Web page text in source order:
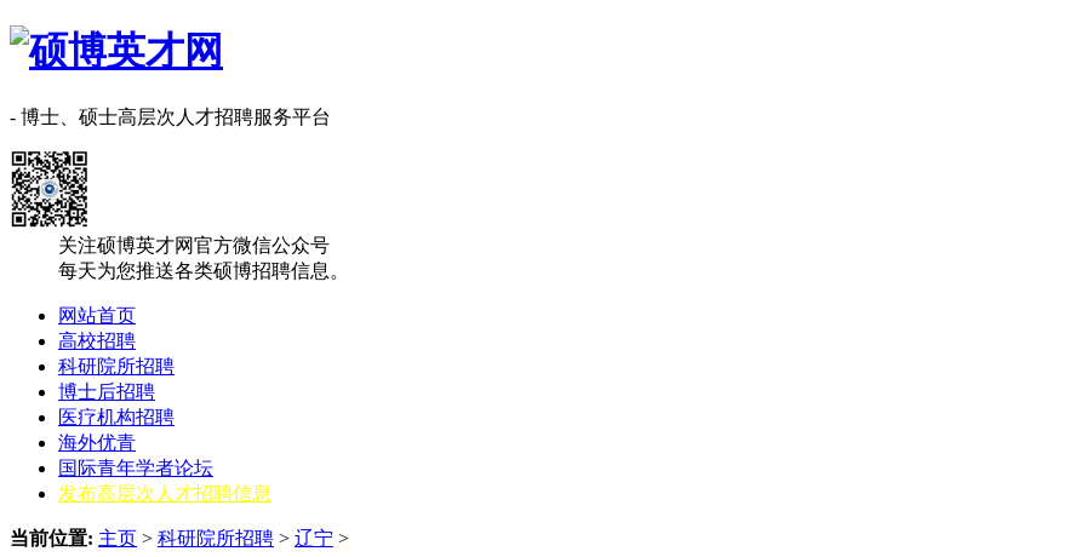
- 博士、硕士高层次人才招聘服务平台
关注硕博英才网官方微信公众号
每天为您推送各类硕博招聘信息。
网站首页
高校招聘
科研院所招聘
博士后招聘
医疗机构招聘
海外优青
国际青年学者论坛
发布高层次人才招聘信息
当前位置: 主页 > 科研院所招聘 > ‌‌辽宁 >